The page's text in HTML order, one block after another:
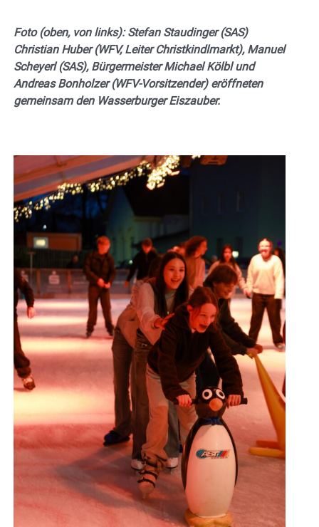
Foto (oben, von links): Stefan Staudinger (SAS)
Christian Huber (WFV, Leiter Christkindlmarkt), Manuel
Scheyerl (SAS), Bürgermeister Michael Kölbl und
Andreas Bonholzer (WFV-Vorsitzender) eröffneten
gemeinsam den Wasserburger Eiszauber.